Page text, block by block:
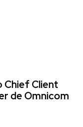
Chief Client
de Omnicom